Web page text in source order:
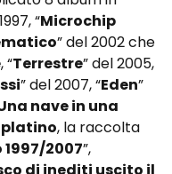
“Microchip
” del 2002 che
, “Terrestre” del 2005,
” del 2007, “Eden”
nave in una
platino, la raccolta
2007”,
di inediti uscito il